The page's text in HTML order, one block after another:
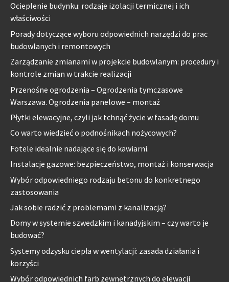
Ocieplenie budynku: rodzaje izolacji termicznej i ich
właściwości
Porady dotyczące wyboru odpowiednich narzędzi do prac
budowlanych i remontowych
Zarządzanie zmianami w projekcie budowlanym: procedury i
kontrole zmian w trakcie realizacji
Przenośne ogrodzenia – Ogrodzenia tymczasowe
Warszawa. Ogrodzenia panelowe – montaż
Płytki elewacyjne, czyli jak tchnąć życie w fasadę domu
Co warto wiedzieć o podnośnikach nożycowych?
Fotele idealnie nadające się do kawiarni.
Instalacje gazowe: bezpieczeństwo, montaż i konserwacja
Wybór odpowiedniego rodzaju betonu do konkretnego
zastosowania
Jak sobie radzić z problemami z kanalizacją?
Domy w systemie szwedzkim i kanadyjskim – czy warto je
budować?
Systemy odzysku ciepła w wentylacji: zasada działania i
korzyści
Wybór odpowiednich farb zewnętrznych do elewacji